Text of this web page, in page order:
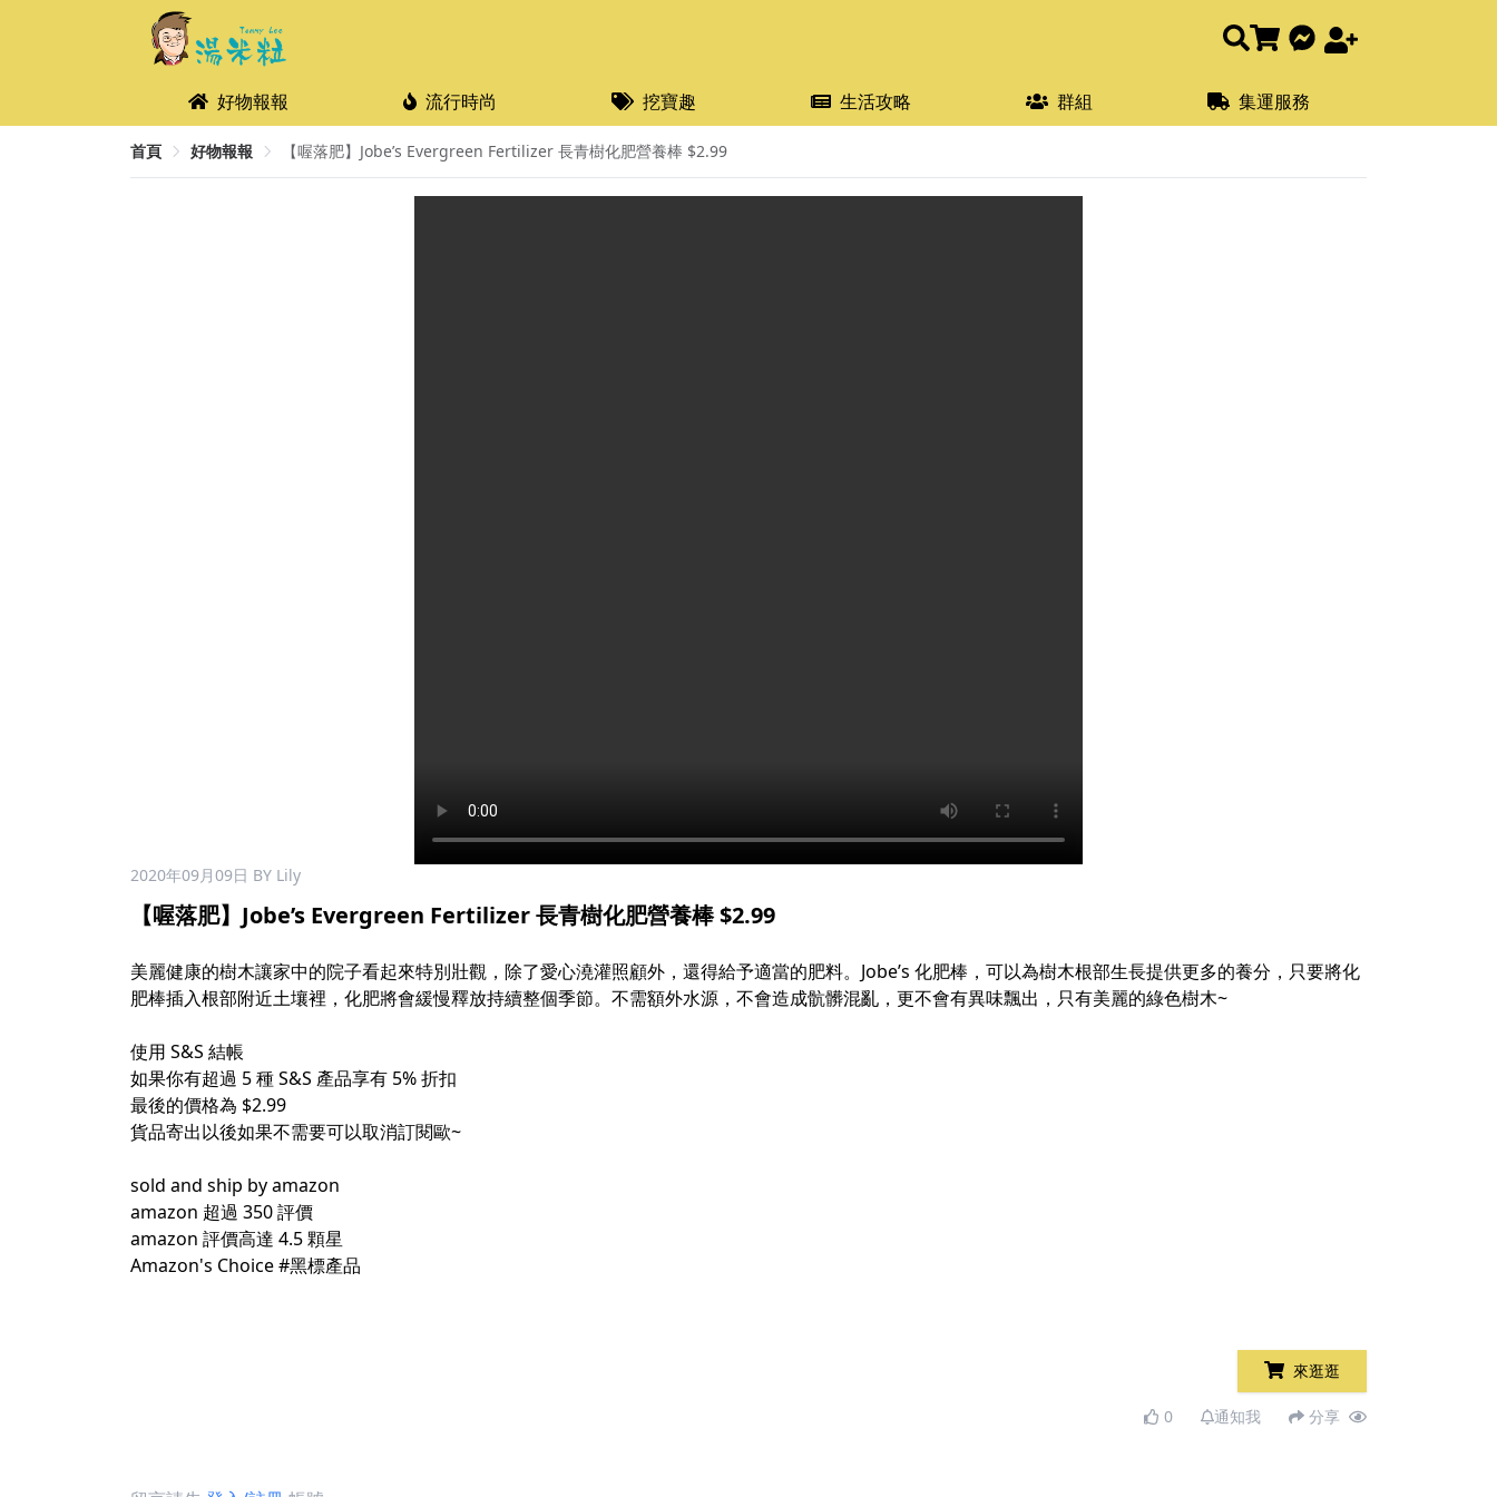
好物報報 流行時尚 挖寶趣 生活攻略 群組 集運服務
首頁 好物報報 【喔落肥】Jobe’s Evergreen Fertilizer 長青樹化肥營養棒 $2.99
2020年09月09日 BY Lily
【喔落肥】Jobe’s Evergreen Fertilizer 長青樹化肥營養棒 $2.99
美麗健康的樹木讓家中的院子看起來特別壯觀，除了愛心澆灌照顧外，還得給予適當的肥料。Jobe’s 化肥棒，可以為樹木根部生長提供更多的養分，只要將化
肥棒插入根部附近土壤裡，化肥將會緩慢釋放持續整個季節。不需額外水源，不會造成骯髒混亂，更不會有異味飄出，只有美麗的綠色樹木~
使用 S&S 結帳
如果你有超過 5 種 S&S 產品享有 5% 折扣
最後的價格為 $2.99
貨品寄出以後如果不需要可以取消訂閱歐~
sold and ship by amazon
amazon 超過 350 評價
amazon 評價高達 4.5 顆星
Amazon's Choice#黑標產品
來逛逛
0 通知我 分享